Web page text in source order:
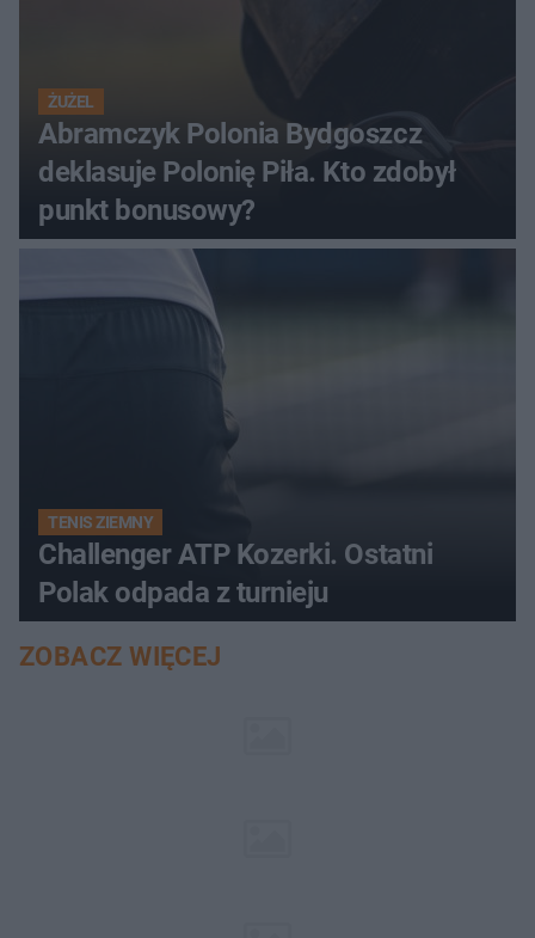
ŻUŻEL
Abramczyk Polonia Bydgoszcz
deklasuje Polonię Piła. Kto zdobył
punkt bonusowy?
TENIS ZIEMNY
Challenger ATP Kozerki. Ostatni
Polak odpada z turnieju
ZOBACZ WIĘCEJ